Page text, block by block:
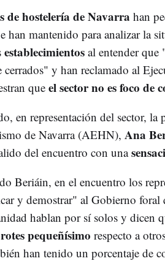
de hostelería de Navarra han
han mantenido para analizar la
establecimientos al entender que
cerrados" y han reclamado al
que el sector no es foco de
en representación del sector, la
de Navarra (AEHN), Ana
del encuentro con una
Beriáin, en el encuentro los
y demostrar" al Gobierno foral
hablan por sí solos y dicen
pequeñísimo respecto a
han tenido un porcentaje de